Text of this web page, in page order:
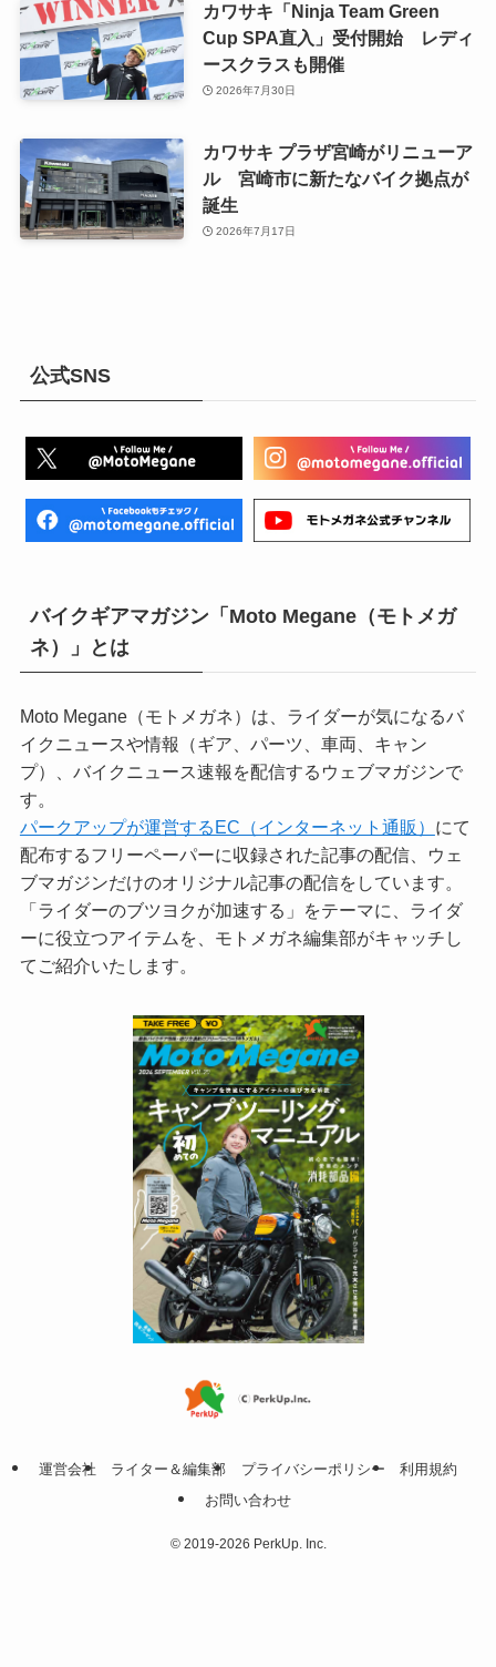
カワサキ「Ninja Team Green
Cup SPA直入」受付開始 レディ
ースクラスも開催
2026年7月30日
カワサキ プラザ宮崎がリニューア
ル 宮崎市に新たなバイク拠点が
誕生
2026年7月17日
公式SNS
バイクギアマガジン「Moto Megane（モトメガ
ネ）」とは
Moto Megane（モトメガネ）は、ライダーが気になるバ
イクニュースや情報（ギア、パーツ、車両、キャン
プ）、バイクニュース速報を配信するウェブマガジンで
す。
パークアップが運営するEC（インターネット通販） にて
配布するフリーペーパーに収録された記事の配信、ウェ
ブマガジンだけのオリジナル記事の配信をしています。
「ライダーのブツヨクが加速する」をテーマに、ライダ
ーに役立つアイテムを、モトメガネ編集部がキャッチし
てご紹介いたします。
運営会社 ライター＆編集部 プライバシーポリシー
利用規約
お問い合わせ
©2019-2026 PerkUp. Inc.